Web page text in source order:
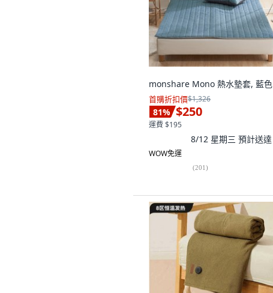
monshare Mono 熱水墊套, 藍色
首購折扣價$1,326
81% $250
運費 $195
8/12 星期三 預計送達
WOW免運
(201)